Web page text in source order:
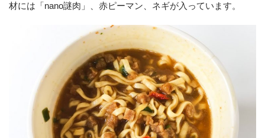
材には「nano謎肉」、赤ピーマン、ネギが入っています。